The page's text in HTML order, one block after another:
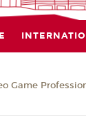
Game